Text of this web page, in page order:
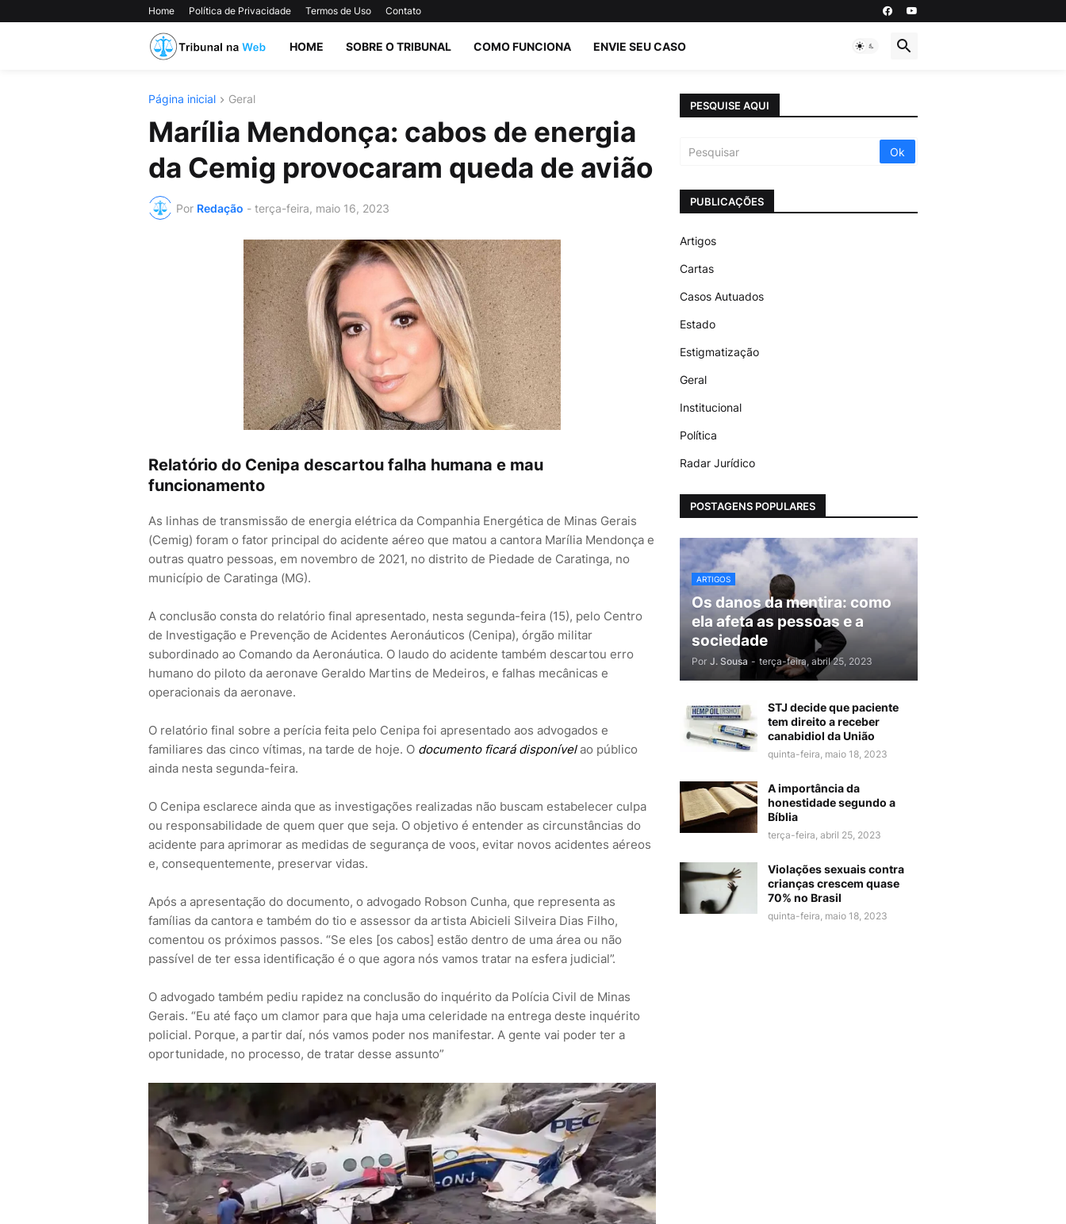
Home Política de Privacidade Termos de Uso Contato
HOME SOBRE O TRIBUNAL COMO FUNCIONA ENVIE SEU CASO
Página inicial Geral
Marília Mendonça: cabos de energia
da Cemig provocaram queda de avião
Por Redação - terça-feira, maio 16, 2023
Relatório do Cenipa descartou falha humana e mau
funcionamento
As linhas de transmissão de energia elétrica da Companhia Energética de Minas Gerais
(Cemig) foram o fator principal do acidente aéreo que matou a cantora Marília Mendonça e
outras quatro pessoas, em novembro de 2021, no distrito de Piedade de Caratinga, no
município de Caratinga (MG).
A conclusão consta do relatório final apresentado, nesta segunda-feira (15), pelo Centro
de Investigação e Prevenção de Acidentes Aeronáuticos (Cenipa), órgão militar
subordinado ao Comando da Aeronáutica. O laudo do acidente também descartou erro
humano do piloto da aeronave Geraldo Martins de Medeiros, e falhas mecânicas e
operacionais da aeronave.
O relatório final sobre a perícia feita pelo Cenipa foi apresentado aos advogados e
familiares das cinco vítimas, na tarde de hoje. O documento ficará disponívelao público
ainda nesta segunda-feira.
O Cenipa esclarece ainda que as investigações realizadas não buscam estabelecer culpa
ou responsabilidade de quem quer que seja. O objetivo é entender as circunstâncias do
acidente para aprimorar as medidas de segurança de voos, evitar novos acidentes aéreos
e, consequentemente, preservar vidas.
Após a apresentação do documento, o advogado Robson Cunha, que representa as
famílias da cantora e também do tio e assessor da artista Abicieli Silveira Dias Filho,
comentou os próximos passos. “Se eles [os cabos] estão dentro de uma área ou não
passível de ter essa identificação é o que agora nós vamos tratar na esfera judicial”.
O advogado também pediu rapidez na conclusão do inquérito da Polícia Civil de Minas
Gerais. “Eu até faço um clamor para que haja uma celeridade na entrega deste inquérito
policial. Porque, a partir daí, nós vamos poder nos manifestar. A gente vai poder ter a
oportunidade, no processo, de tratar desse assunto”
PESQUISE AQUI
PUBLICAÇÕES
Artigos
Cartas
Casos Autuados
Estado
Estigmatização
Geral
Institucional
Política
Radar Jurídico
POSTAGENS POPULARES
ARTIGOS
Os danos da mentira: como
ela afeta as pessoas e a
sociedade
Por J. Sousa - terça-feira, abril 25, 2023
STJ decide que paciente
tem direito a receber
canabidiol da União
quinta-feira, maio 18, 2023
A importância da
honestidade segundo a
Bíblia
terça-feira, abril 25, 2023
Violações sexuais contra
crianças crescem quase
70% no Brasil
quinta-feira, maio 18, 2023